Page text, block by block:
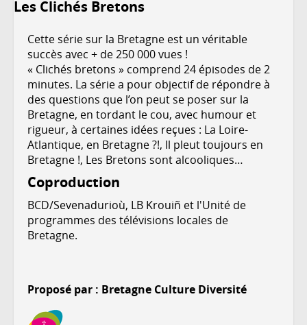
Les Clichés Bretons
Cette série sur la Bretagne est un véritable
succès avec + de 250 000 vues !
« Clichés bretons » comprend 24 épisodes de 2
minutes. La série a pour objectif de répondre à
des questions que l’on peut se poser sur la
Bretagne, en tordant le cou, avec humour et
rigueur, à certaines idées reçues : La Loire-
Atlantique, en Bretagne ?!, Il pleut toujours en
Bretagne !, Les Bretons sont alcooliques…
Coproduction
BCD/Sevenadurioù, LB Krouiñ et l'Unité de
programmes des télévisions locales de
Bretagne.
Proposé par : Bretagne Culture Diversité